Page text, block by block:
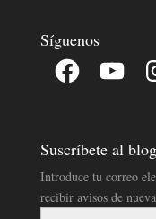
Síguenos
Facebook YouTube
Suscríbete al
Introduce tu correo
recibir avisos de